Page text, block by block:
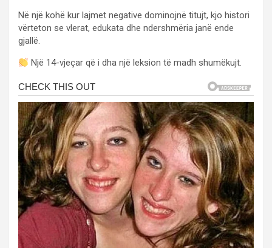
Në një kohë kur lajmet negative dominojnë titujt, kjo histori
vërteton se vlerat, edukata dhe ndershmëria janë ende
gjallë.
Një 14-vjeçar që i dha një leksion të madh shumëkujt.